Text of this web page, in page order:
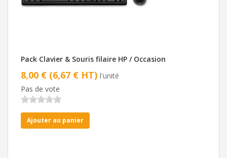
Pack Clavier & Souris filaire HP / Occasion
8,00 € (6,67 € HT) l'unité
Pas de vote
Ajouter au panier